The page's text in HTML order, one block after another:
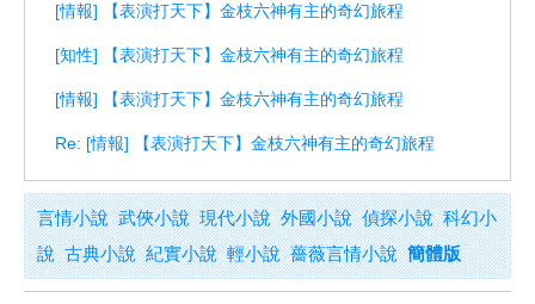
[情報] 【表演打天下】金枝六神有主的奇幻旅程
[知性] 【表演打天下】金枝六神有主的奇幻旅程
[情報] 【表演打天下】金枝六神有主的奇幻旅程
Re: [情報] 【表演打天下】金枝六神有主的奇幻旅程
言情小說 武俠小說 現代小說 外國小說 偵探小說 科幻小
說 古典小說 紀實小說 輕小說 薔薇言情小說 簡體版